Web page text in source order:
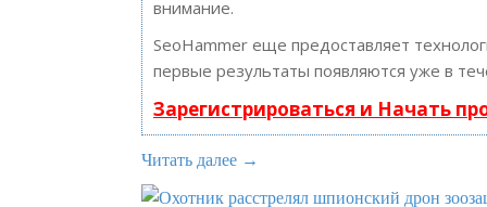
внимание.
SeoHammer еще предоставляет
первые результаты появляются уже в
Зарегистрироваться и Начать
Читать далее →